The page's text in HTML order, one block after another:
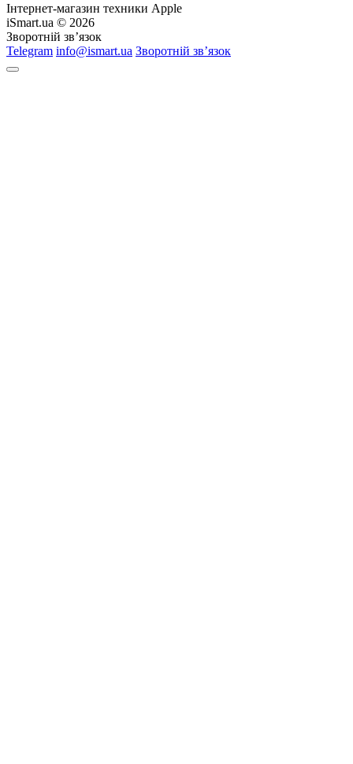
Інтернет-магазин техники Apple
iSmart.ua © 2026
Зворотній зв’язок
Telegram info@ismart.ua Зворотній зв’язок